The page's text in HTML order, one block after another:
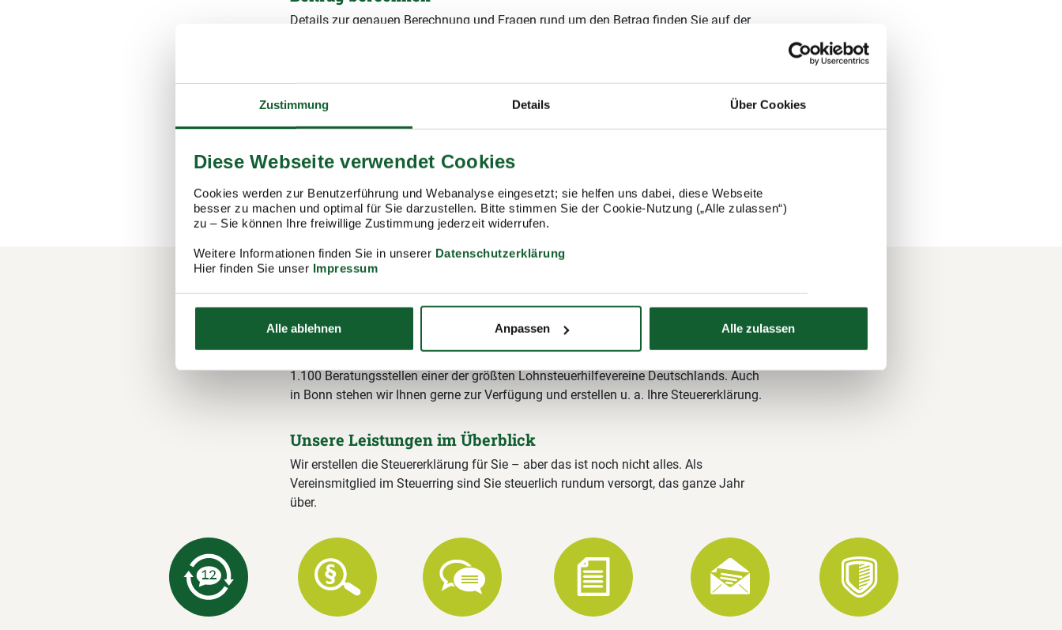
Zustimmung Details Über Cookies
Diese Webseite verwendet Cookies
Cookies werden zur Benutzerführung und Webanalyse eingesetzt; sie helfen uns dabei, diese Webseite
besser zu machen und optimal für Sie darzustellen. Bitte stimmen Sie der Cookie-Nutzung („Alle zulassen“)
zu – Sie können Ihre freiwillige Zustimmung jederzeit widerrufen.
Weitere Informationen finden Sie in unserer Datenschutzerklärung
Hier finden Sie unser Impressum
Alle ablehnen Anpassen Alle zulassen
Details zur genauen Berechnung und Fragen rund um den Betrag finden Sie auf der
Wie hoch sind Ihre jährlichen
Gesamtbruttoeinnahmen?
(inkl. 19 % Mehrwertsteuer)
Ihre Mitgliedschaft im Lohnsteuerhilfeverein
Steuerring
1.100 Beratungsstellen einer der größten Lohnsteuerhilfevereine Deutschlands. Auch
in Bonn stehen wir Ihnen gerne zur Verfügung und erstellen u. a. Ihre Steuererklärung.
Unsere Leistungen im Überblick
Wir erstellen die Steuererklärung für Sie – aber das ist noch nicht alles. Als
Vereinsmitglied im Steuerring sind Sie steuerlich rundum versorgt, das ganze Jahr
über.